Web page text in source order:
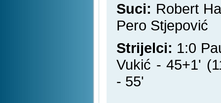
Suci: Robert
Pero Stjepović
Strijelci: 1:0
Vukić - 45+1'
- 55'